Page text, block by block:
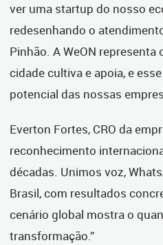
ver uma startup do nosso
redesenhando o
Pinhão. A WeON
cidade cultiva e apoia, e
potencial das nossas
Everton Fortes, CRO da
reconhecimento
décadas. Unimos voz,
Brasil, com resultados
cenário global mostra o
transformação.”